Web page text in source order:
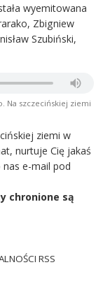
wyemitowana
Zbigniew
Szubiński,
Na szczecińskiej ziemi
ziemi w
nurtuje Cię jakaś
e-mail pod
chronione są
RSS